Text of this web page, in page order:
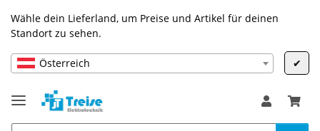
Wähle dein Lieferland, um Preise und Artikel für deinen
Standort zu sehen.
Österreich ✔